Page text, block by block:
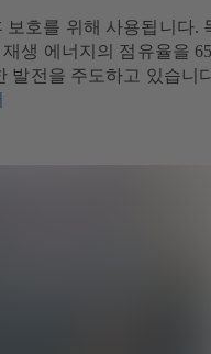
호를 위해 사용됩니다.
생 에너지의 점유율을
발전을 주도하고 있습니